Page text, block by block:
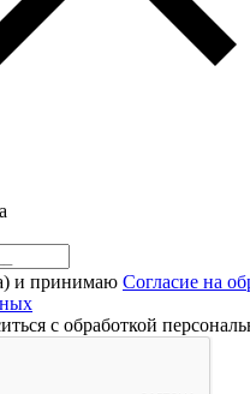
и принимаю Согласие на
с обработкой